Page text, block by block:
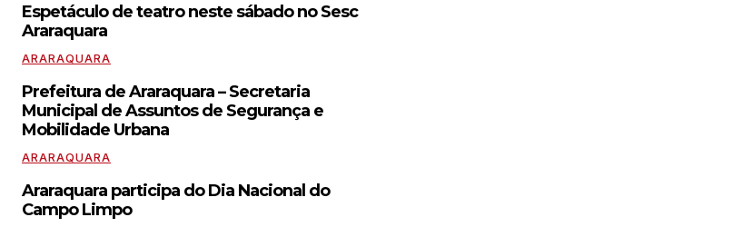
Espetáculo de teatro neste sábado no Sesc
Araraquara
ARARAQUARA
Prefeitura de Araraquara – Secretaria
Municipal de Assuntos de Segurança e
Mobilidade Urbana
ARARAQUARA
Araraquara participa do Dia Nacional do
Campo Limpo